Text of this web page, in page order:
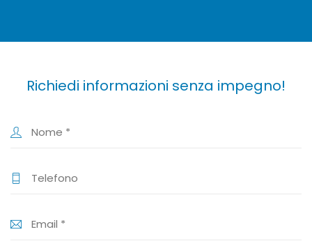
Richiedi informazioni senza impegno!